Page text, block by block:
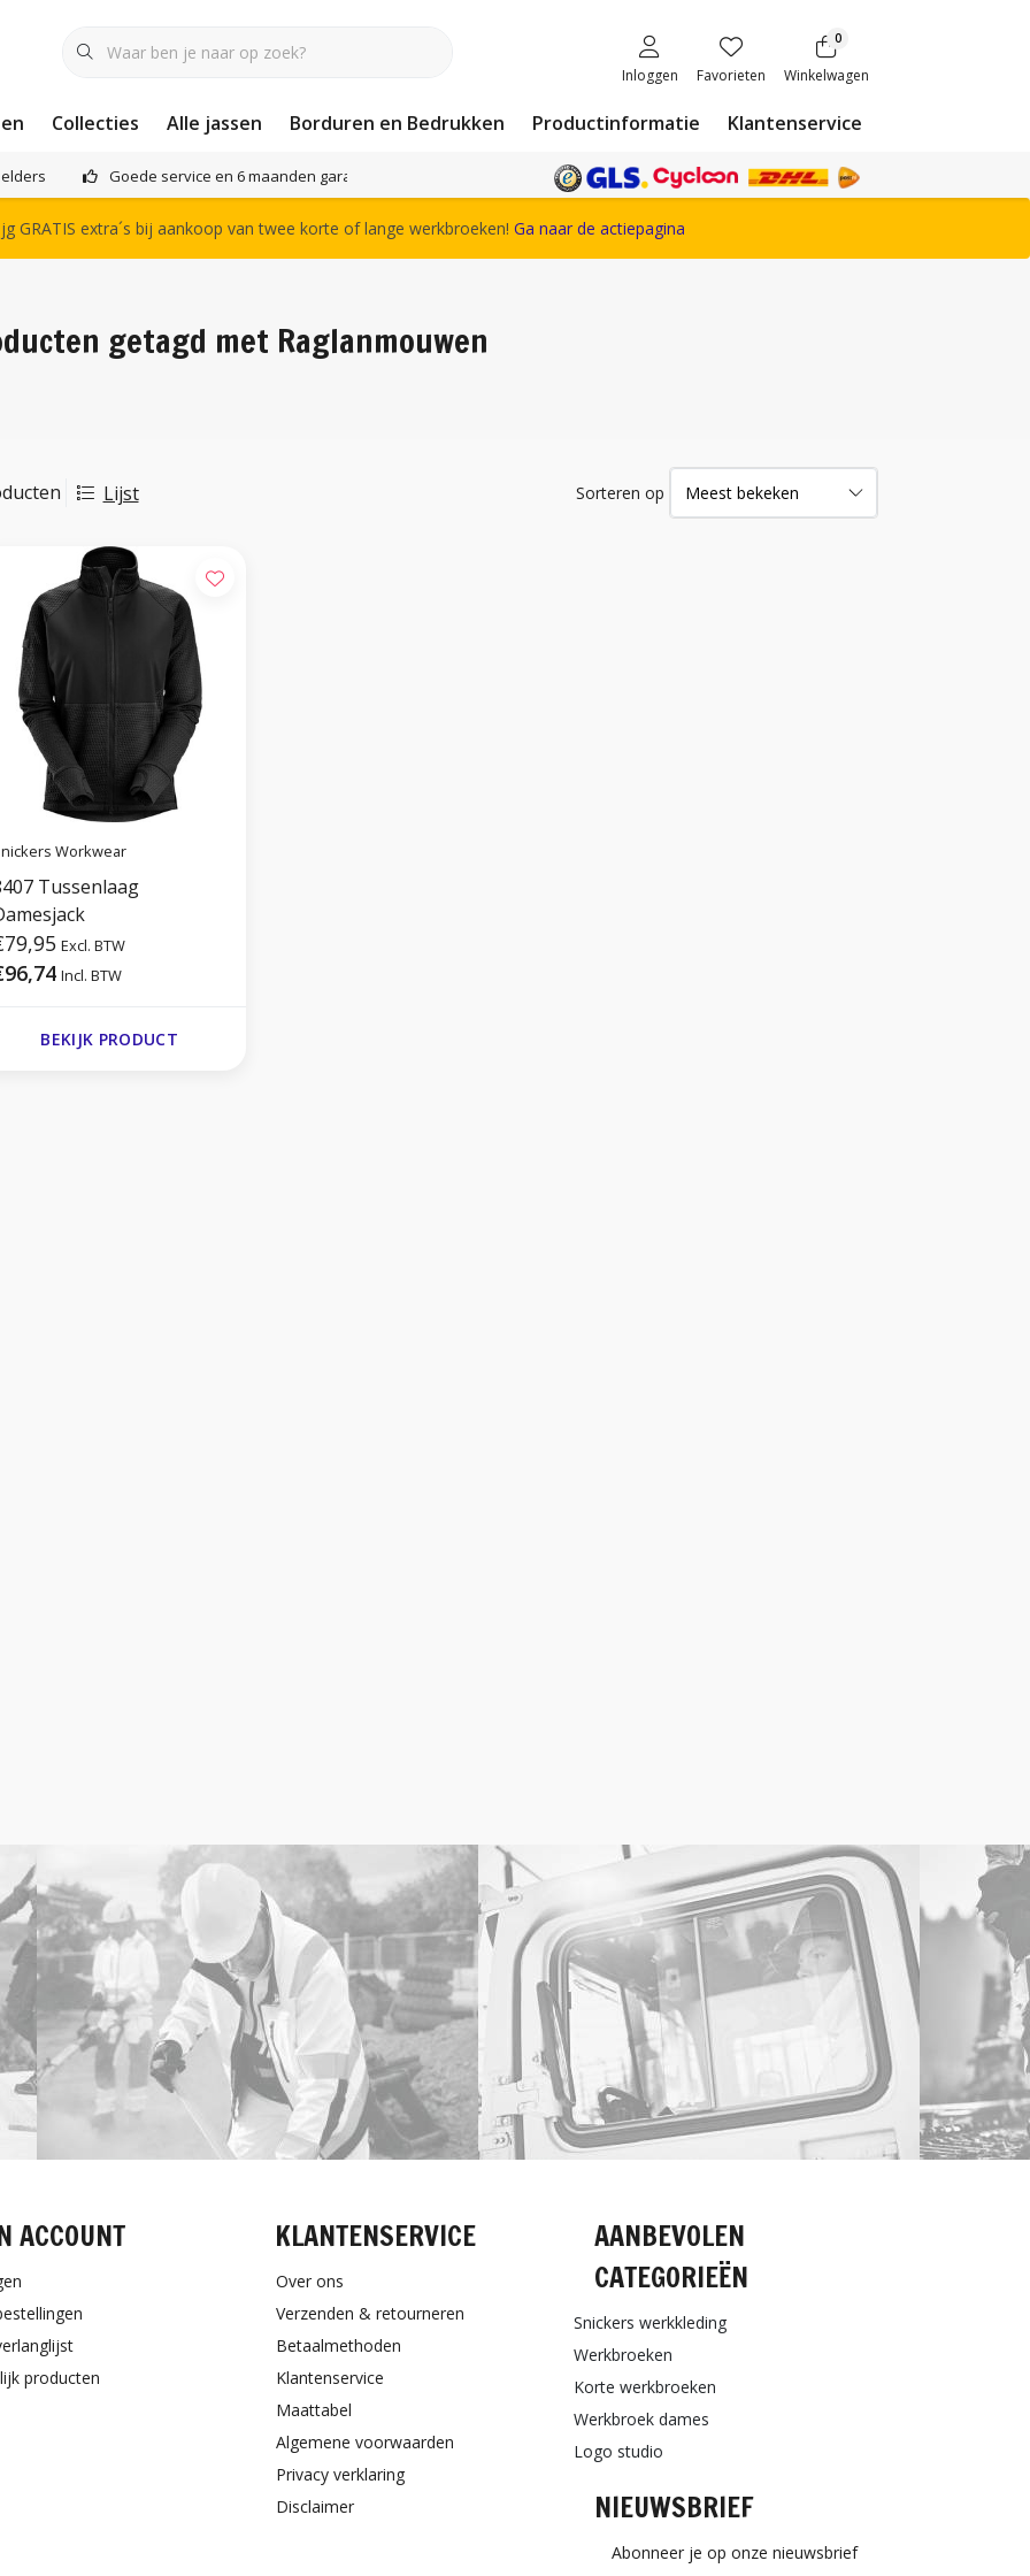
Inloggen Favorieten
0
Winkelwagen
Collecties Alle jassen Borduren en Bedrukken Productinformatie Klantenservice
Goede service en 6 maanden garantie Het complete Snickers Workwear assortiment
GRATIS extra´s bij aankoop van twee korte of lange werkbroeken! Ga naar de actiepagina
getagd met Raglanmouwen
Lijst Sorteren op
Workwear
Tussenlaag
Excl. BTW
Incl. BTW
BEKIJK PRODUCT
ACCOUNT
producten
KLANTENSERVICE
Over ons
Verzenden & retourneren
Betaalmethoden
Klantenservice
Maattabel
Algemene voorwaarden
Privacy verklaring
Disclaimer
AANBEVOLEN
CATEGORIEËN
Snickers werkkleding
Werkbroeken
Korte werkbroeken
Werkbroek dames
Logo studio
NIEUWSBRIEF
Abonneer je op onze nieuwsbrief